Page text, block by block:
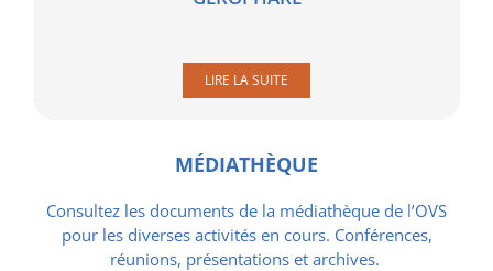
LIRE LA SUITE
MÉDIATHÈQUE
Consultez les documents de la médiathèque de l’OVS
pour les diverses activités en cours. Conférences,
réunions, présentations et archives.